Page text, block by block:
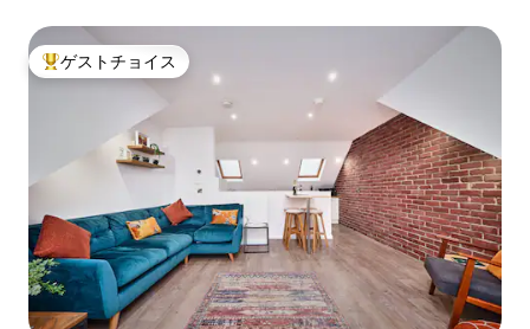
大好評のゲストチョイスです。
ゲストチョイス